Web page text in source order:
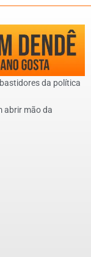
da política
abrir mão da